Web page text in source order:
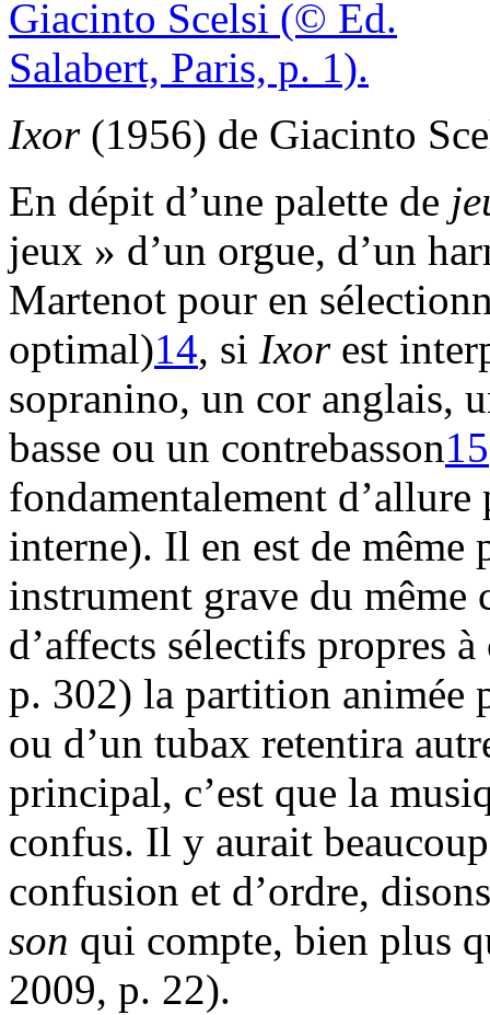
Ixor (1956) de Giacinto
En dépit d’une palette de
jeux » d’un orgue, d’un
Martenot pour en
optimal)14, si Ixorest
sopranino, un cor anglais,
basse ou un contrebasson15
fondamentalement
interne). Il en est de même
instrument grave du même
d’affects sélectifs propres
p. 302) la partition animée
ou d’un tubax retentira
principal, c’est que la
confus. Il y aurait
confusion et d’ordre,
son qui compte, bien plus
2009, p. 22).